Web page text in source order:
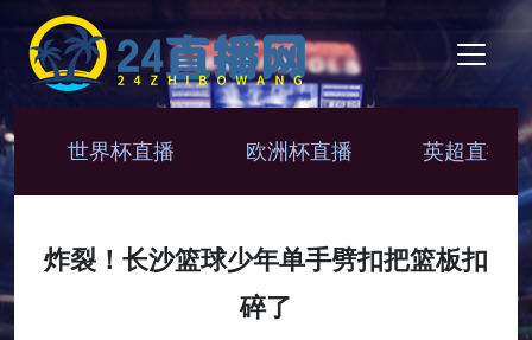
世界杯直播 欧洲杯直播 英超直播
炸裂！长沙篮球少年单手劈扣把篮板扣
碎了